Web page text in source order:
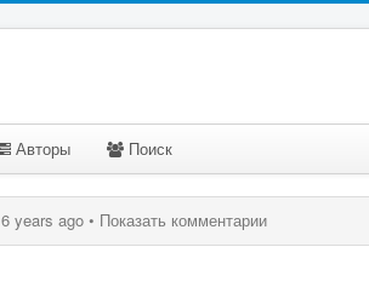
Авторы Поиск
6 years ago • Показать комментарии